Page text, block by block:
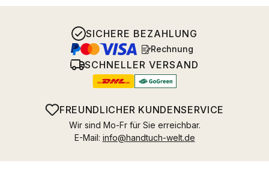
SICHERE BEZAHLUNG
Rechnung
SCHNELLER VERSAND
FREUNDLICHER KUNDENSERVICE
Wir sind Mo-Fr für Sie erreichbar.
E-Mail: info@handtuch-welt.de